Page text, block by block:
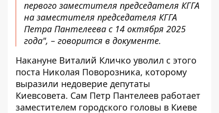
первого заместителя председателя КГГА
на заместителя председателя КГГА
Петра Пантелеева с 14 октября 2025
года", – говорится в документе.
Накануне Виталий Кличко уволил с этого
поста Николая Поворозника, которому
выразили недоверие депутаты
Киевсовета. Сам Петр Пантелеев работает
заместителем городского головы в Киеве